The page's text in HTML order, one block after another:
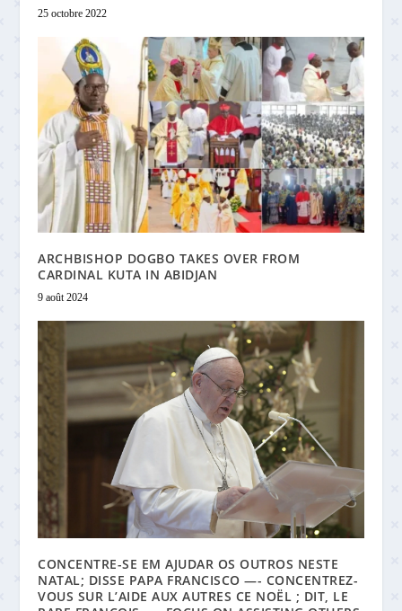
25 octobre 2022
ARCHBISHOP DOGBO TAKES OVER FROM
CARDINAL KUTA IN ABIDJAN
9 août 2024
CONCENTRE-SE EM AJUDAR OS OUTROS NESTE
NATAL; DISSE PAPA FRANCISCO —- CONCENTREZ-
VOUS SUR L’AIDE AUX AUTRES CE NOËL ; DIT, LE